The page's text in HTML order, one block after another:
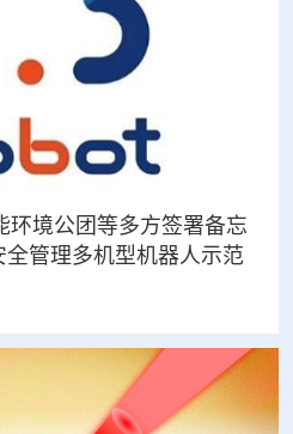
环境公团等多方签署备忘
管理多机型机器人示范